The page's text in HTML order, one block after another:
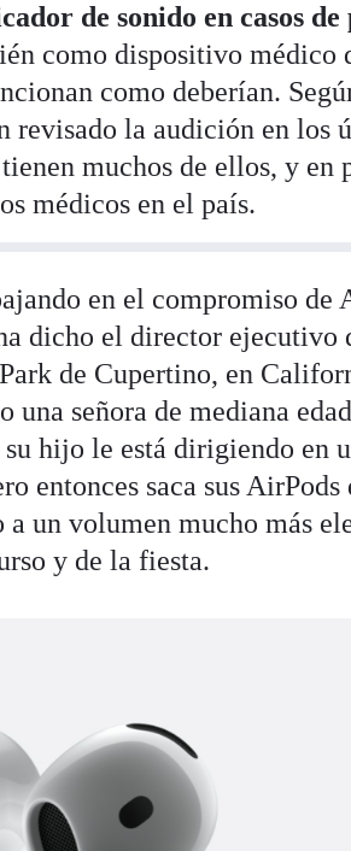
de sonido en casos
como dispositivo médico
como deberían.
revisado la audición en los
muchos de ellos, y en
médicos en el país.
en el compromiso de
dicho el director ejecutivo
de Cupertino, en
señora de mediana
hijo le está dirigiendo en
entonces saca sus AirPods
un volumen mucho más
y de la fiesta.